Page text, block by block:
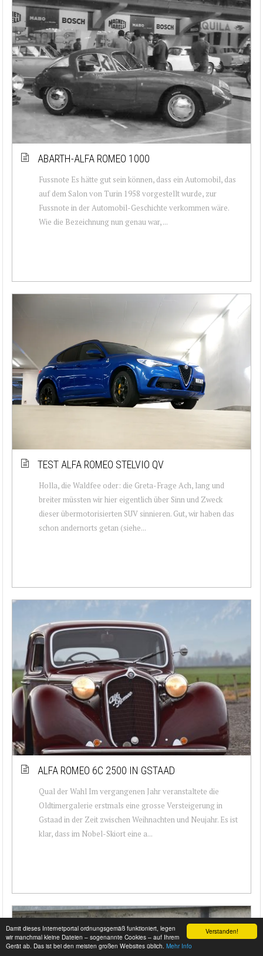
Verstanden!
Damit dieses Internetportal ordnungsgemäß funktioniert, legen
wir manchmal kleine Dateien – sogenannte Cookies – auf Ihrem
Gerät ab. Das ist bei den meisten großen Websites üblich. Mehr Info
ABARTH-ALFA ROMEO 1000
Fussnote Es hätte gut sein können, dass ein Automobil, das
auf dem Salon von Turin 1958 vorgestellt wurde, zur
Fussnote in der Automobil-Geschichte verkommen wäre.
Wie die Bezeichnung nun genau war, ...
TEST ALFA ROMEO STELVIO QV
Holla, die Waldfee oder: die Greta-Frage Ach, lang und
breiter müssten wir hier eigentlich über Sinn und Zweck
dieser übermotorisierten SUV sinnieren. Gut, wir haben das
schon andernorts getan (siehe...
ALFA ROMEO 6C 2500 IN GSTAAD
Qual der Wahl Im vergangenen Jahr veranstaltete die
Oldtimergalerie erstmals eine grosse Versteigerung in
Gstaad in der Zeit zwischen Weihnachten und Neujahr. Es ist
klar, dass im Nobel-Skiort eine a...